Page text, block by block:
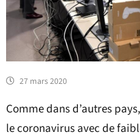
27 mars 2020
Comme dans d’autres
le coronavirus avec de